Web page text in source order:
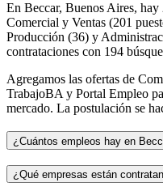
En Beccar, Buenos Aires, hay
Comercial y Ventas (201
Producción (36) y
contrataciones con 194
Agregamos las ofertas de
TrabajoBA y Portal Empleo
mercado. La postulación se
¿Cuántos empleos hay en
¿Qué empresas están